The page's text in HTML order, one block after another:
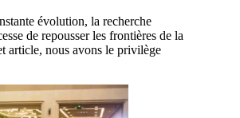
évolution, la recherche
de repousser les frontières de la
article, nous avons le privilège